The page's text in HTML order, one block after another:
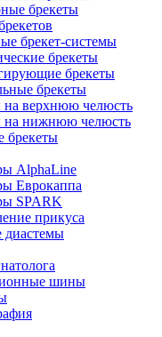
брекеты
брекет-системы
брекеты
брекеты
брекеты
на верхнюю челюсть
на нижнюю челюсть
брекеты
AlphaLine
Еврокаппа
SPARK
прикуса
диастемы
шины